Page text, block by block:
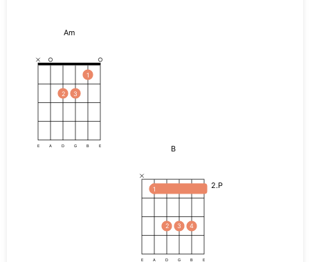
Am
2 3
1
E A D G B E B
2.P
1
2 3 4
E A D G B E